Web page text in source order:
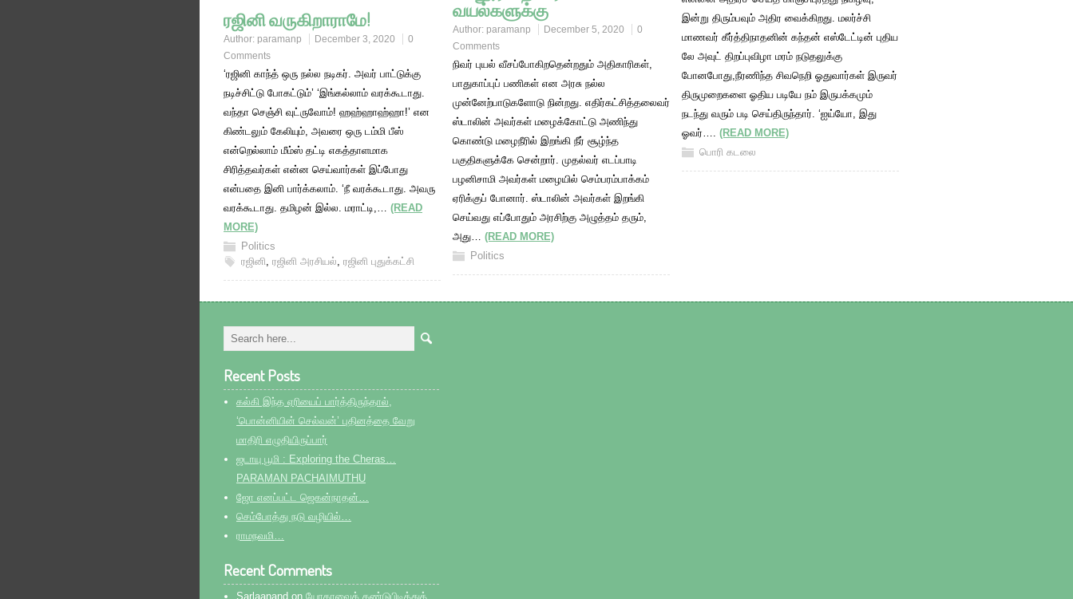
இன்று திரும்பவும் அதிர வைக்கிறது. மலர்ச்சி
மாணவர் கீர்த்திநாதனின் கந்தன் எஸ்டேட்டின் புதிய
லே அவுட் திறப்புவிழா மரம் நடுதலுக்கு
போனபோது,நீரணிந்த சிவநெறி ஓதுவார்கள் இருவர்
திருமுறைகளை ஓதிய படியே நம் இருபக்கமும்
நடந்து வரும் படி செய்திருந்தார். ‘ஐய்யோ, இது
ஓவர்…. (READ MORE)
பொரி கடலை
வயல்களுக்கு
Author: paramanp December 5, 2020
0
Comments
நிவர் புயல் வீசப்போகிறதென்றதும் அதிகாரிகள்,
பாதுகாப்புப் பணிகள் என அரசு நல்ல
முன்னேற்பாடுகளோடு நின்றது. எதிர்கட்சித்தலைவர்
ஸ்டாலின் அவர்கள் மழைக்கோட்டு அணிந்து
கொண்டு மழைநீரில் இறங்கி நீர் சூழ்ந்த
பகுதிகளுக்கே சென்றார். முதல்வர் எடப்பாடி
பழனிசாமி அவர்கள் மழையில் செம்பரம்பாக்கம்
ஏரிக்குப் போனார். ஸ்டாலின் அவர்கள் இறங்கி
செய்வது எப்போதும் அரசிற்கு அழுத்தம் தரும்,
அது… (READ MORE)
Politics
ரஜினி வருகிறாராமே!
Author: paramanp December 3, 2020
0
Comments
‘ரஜினி காந்த் ஒரு நல்ல நடிகர். அவர் பாட்டுக்கு
நடிச்சிட்டு போகட்டும்’ ‘இங்கல்லாம் வரக்கூடாது.
வந்தா செஞ்சி வுட்ருவோம்! ஹஹ்ஹாஹ்ஹா!’ என
கிண்டலும் கேலியும், அவரை ஒரு டம்மி பீஸ்
என்றெல்லாம் மீம்ஸ் தட்டி எகத்தாளமாக
சிரித்தவர்கள் என்ன செய்வார்கள் இப்போது
என்பதை இனி பார்க்கலாம். ‘நீ வரக்கூடாது. அவரு
வரக்கூடாது. தமிழன் இல்ல. மராட்டி,… (READ
MORE)
Politics
ரஜினி ரஜினி அரசியல் ரஜினி புதுக்கட்சி
Recent Posts
கல்கி இந்த ஏரியைப் பார்த்திருந்தால்,
‘பொன்னியின் செல்வன்’ புதினத்தை வேறு
மாதிரி எழுதியிருப்பார்
ஜடாயு பூமி : Exploring the Cheras…
PARAMAN PACHAIMUTHU
ஜோ எனப்பட்ட ஜெகன்நாதன்…
செம்போத்து நடு வழியில்…
ராமநவமி…
Recent Comments
Sarlaanand on யோகாவைக் கண்டுபிடித்துத்